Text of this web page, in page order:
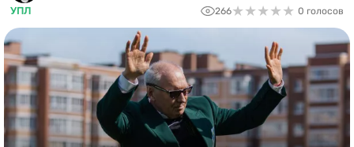
ЧЕ-2028
Букмекеры
Казино
УПЛ
266★★★★★
★★★★★ 0 голосов